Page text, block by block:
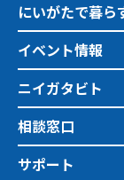
にいがたで暮ら
イベント情報
ニイガタビト
相談窓口
サポート